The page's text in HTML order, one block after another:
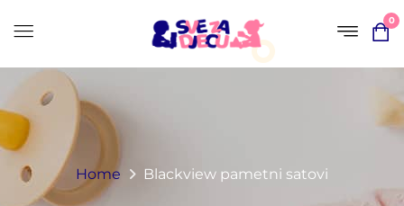
0
Home Blackview pametni satovi